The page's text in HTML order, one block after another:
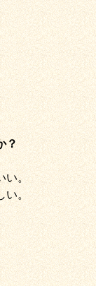
？
い。
い。